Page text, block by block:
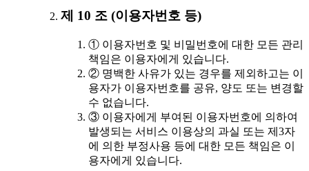
제 10 조 (이용자번호 등)
① 이용자번호 및 비밀번호에 대한 모든 관리
책임은 이용자에게 있습니다.
② 명백한 사유가 있는 경우를 제외하고는 이
용자가 이용자번호를 공유, 양도 또는 변경할
수 없습니다.
③ 이용자에게 부여된 이용자번호에 의하여
발생되는 서비스 이용상의 과실 또는 제3자
에 의한 부정사용 등에 대한 모든 책임은 이
용자에게 있습니다.